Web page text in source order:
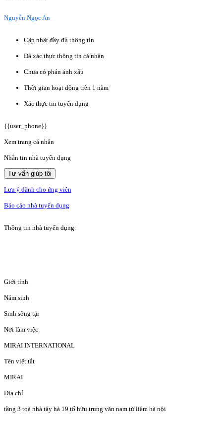
Nguyễn Ngọc An
Cập nhật đầy đủ thông tin
Đã xác thực thông tin cá nhân
Chưa có phản ánh xấu
Thời gian hoạt động trên 1 năm
Xác thực tin tuyển dụng
{{user_phone}}
Xem trang cá nhân
Nhắn tin nhà tuyển dụng
Tư vấn giúp tôi
Lưu ý dành cho ứng viên
Báo cáo nhà tuyển dụng
Thông tin nhà tuyển dụng:
Giới tính
Năm sinh
Sinh sống tại
Nơi làm việc
MIRAI INTERNATIONAL
Tên viết tắt
MIRAI
Địa chỉ
tầng 3 toà nhà tây hà 19 tố hữu trung văn nam từ liêm hà nội